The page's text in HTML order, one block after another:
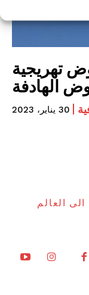
تهريجية
الهادفة
30 يناير، 2023
العالم